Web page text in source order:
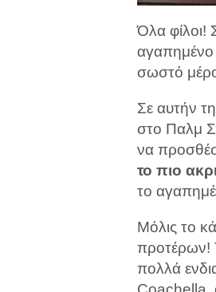
Όλα φίλοι!
αγαπημένο
σωστό
Σε αυτήν
στο Παλμ
να
το πιο
το
Μόλις το
προτέρων!
πολλά